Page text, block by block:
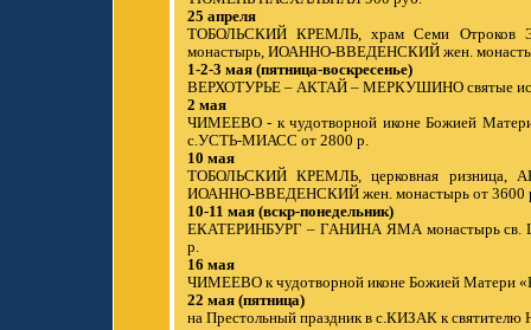
25 апреля
ТОБОЛЬСКИЙ КРЕМЛЬ, храм Семи Отроков
монастырь, ИОАННО-ВВЕДЕНСКИЙ жен.
1-2-3 мая (пятница-воскресенье)
ВЕРХОТУРЬЕ – АКТАЙ – МЕРКУШИНО святые
2 мая
ЧИМЕЕВО - к чудотворной иконе Божией Матери
с.УСТЬ-МИАСС от 2800 р.
10 мая
ТОБОЛЬСКИЙ КРЕМЛЬ, церковная ризница,
ИОАННО-ВВЕДЕНСКИЙ жен. монастырь от 3600
10-11 мая (вскр-понедельник)
ЕКАТЕРИНБУРГ – ГАНИНА ЯМА монастырь св.
р.
16 мая
ЧИМЕЕВО к чудотворной иконе Божией Матери
22 мая (пятница)
на Престольный праздник в с.КИЗАК к святителю